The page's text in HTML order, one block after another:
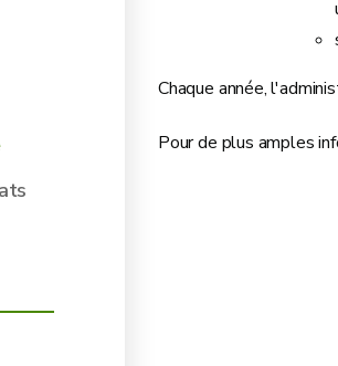
Chaque année,
Pour de plus amples